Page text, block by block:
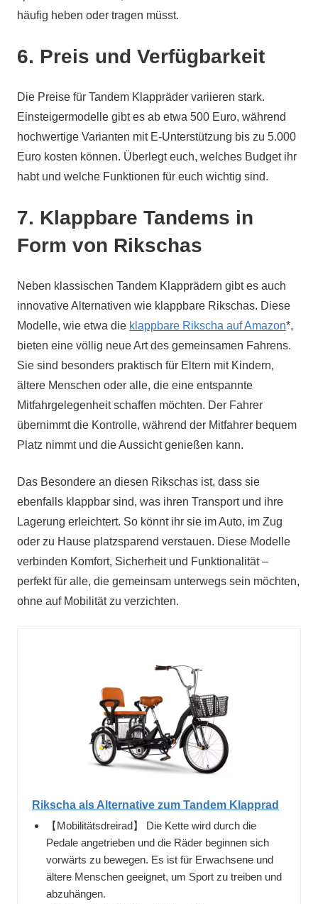
häufig heben oder tragen müsst.
6. Preis und Verfügbarkeit
Die Preise für Tandem Klappräder variieren stark.
Einsteigermodelle gibt es ab etwa 500 Euro, während
hochwertige Varianten mit E-Unterstützung bis zu 5.000
Euro kosten können. Überlegt euch, welches Budget ihr
habt und welche Funktionen für euch wichtig sind.
7. Klappbare Tandems in
Form von Rikschas
Neben klassischen Tandem Klapprädern gibt es auch
innovative Alternativen wie klappbare Rikschas. Diese
Modelle, wie etwa die klappbare Rikscha auf Amazon*,
bieten eine völlig neue Art des gemeinsamen Fahrens.
Sie sind besonders praktisch für Eltern mit Kindern,
ältere Menschen oder alle, die eine entspannte
Mitfahrgelegenheit schaffen möchten. Der Fahrer
übernimmt die Kontrolle, während der Mitfahrer bequem
Platz nimmt und die Aussicht genießen kann.
Das Besondere an diesen Rikschas ist, dass sie
ebenfalls klappbar sind, was ihren Transport und ihre
Lagerung erleichtert. So könnt ihr sie im Auto, im Zug
oder zu Hause platzsparend verstauen. Diese Modelle
verbinden Komfort, Sicherheit und Funktionalität –
perfekt für alle, die gemeinsam unterwegs sein möchten,
ohne auf Mobilität zu verzichten.
Rikscha als Alternative zum Tandem Klapprad
【Mobilitätsdreirad】 Die Kette wird durch die
Pedale angetrieben und die Räder beginnen sich
vorwärts zu bewegen. Es ist für Erwachsene und
ältere Menschen geeignet, um Sport zu treiben und
abzuhängen.